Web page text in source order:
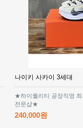
나이키 사카이 3세대
★하이퀄리티 공장직영 최
전문샵★
240,000원